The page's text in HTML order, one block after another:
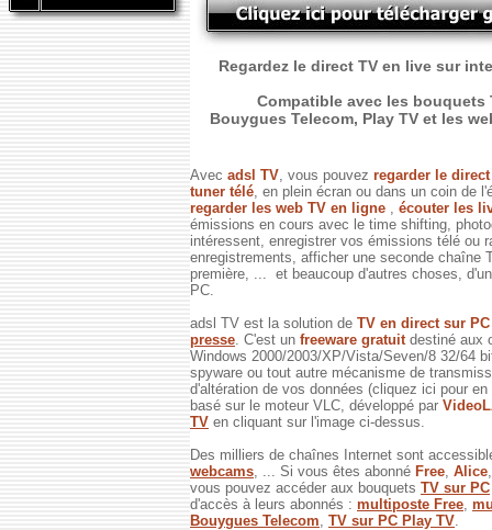
Regardez le direct TV en live sur
Compatible avec les bouquets
Bouygues Telecom, Play TV et les
Avec adsl TV , vous pouvez regarder le
tuner télé , en plein écran ou dans un coin de
regarder les web TV en ligne
écouter les
émissions en cours avec le time shifting,
intéressent, enregistrer vos émissions télé ou
enregistrements, afficher une seconde chaîne
première, ... et beaucoup d'autres choses,
PC.
adsl TV est la solution de TV en direct sur
presse . C'est un freeware gratuit destiné aux
Windows 2000/2003/XP/Vista/Seven/8 32/64
spyware ou tout autre mécanisme de
d'altération de vos données (cliquez ici pour
basé sur le moteur VLC, développé par
TV en cliquant sur l'image ci-dessus.
Des milliers de chaînes Internet sont
webcams , ... Si vous êtes abonné Free Alice
vous pouvez accéder aux bouquets TV sur PC
d'accès à leurs abonnés : multiposte Free
Bouygues Telecom TV sur PC Play TV